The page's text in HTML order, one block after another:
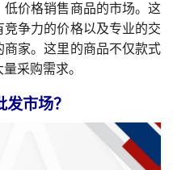
价格销售商品的市场。这
争力的价格以及专业的交
家。这里的商品不仅款式
采购需求。
市场？